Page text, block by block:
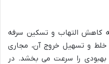
کاهش التهاب و تسکین سرفه
خلط و تسهیل خروج آن، مجاری
بهبودی را سرعت می بخشد. در